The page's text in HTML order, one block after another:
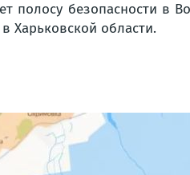
полосу безопасности в
Харьковской области.